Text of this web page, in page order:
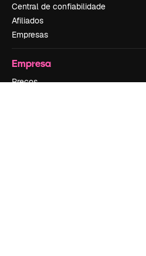
Central de confiabilidade
Afiliados
Empresas
Empresa
Preços